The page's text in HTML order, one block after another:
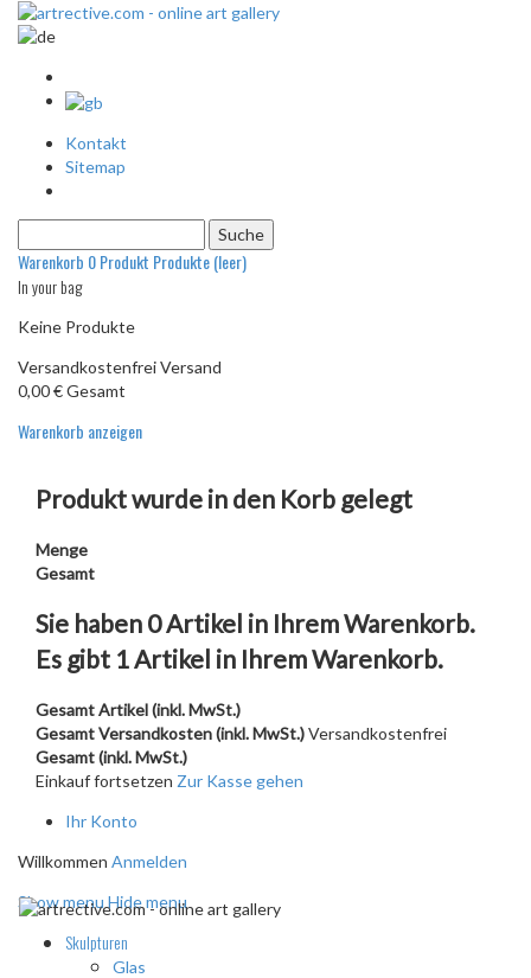
Kontakt
Sitemap
Warenkorb 0Produkt Produkte(leer)
In your bag
Keine Produkte
VersandkostenfreiVersand
0,00 €Gesamt
Warenkorb anzeigen
Produkt wurde in den Korb gelegt
Menge
Gesamt
Sie haben 0Artikel in Ihrem Warenkorb.
Es gibt 1 Artikel in Ihrem Warenkorb.
Gesamt Artikel (inkl. MwSt.)
Gesamt Versandkosten (inkl. MwSt.)Versandkostenfrei
Gesamt (inkl. MwSt.)
Einkauf fortsetzen Zur Kasse gehen
Ihr Konto
Willkommen Anmelden
Show menu Hide menu
Skulpturen
Glas